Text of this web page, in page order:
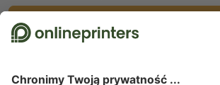
Wysyłka standardowa (DPD)